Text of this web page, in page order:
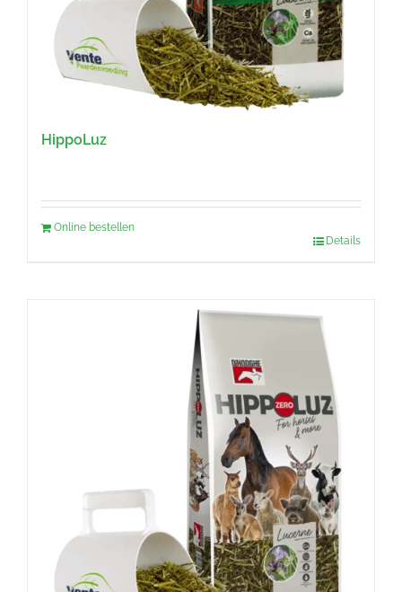
HippoLuz
Online bestellen
Details